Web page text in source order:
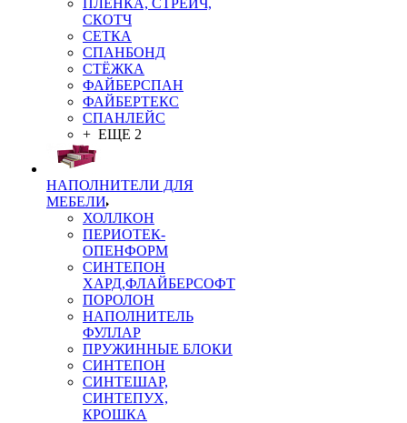
ПЛЁНКА, СТРЕЙЧ,
СКОТЧ
СЕТКА
СПАНБОНД
СТЁЖКА
ФАЙБЕРСПАН
ФАЙБЕРТЕКС
СПАНЛЕЙС
+ ЕЩЕ 2
НАПОЛНИТЕЛИ ДЛЯ
МЕБЕЛИ
ХОЛЛКОН
ПЕРИОТЕК-
ОПЕНФОРМ
СИНТЕПОН
ХАРД,ФЛАЙБЕРСОФТ
ПОРОЛОН
НАПОЛНИТЕЛЬ
ФУЛЛАР
ПРУЖИННЫЕ БЛОКИ
СИНТЕПОН
СИНТЕШАР,
СИНТЕПУХ,
КРОШКА